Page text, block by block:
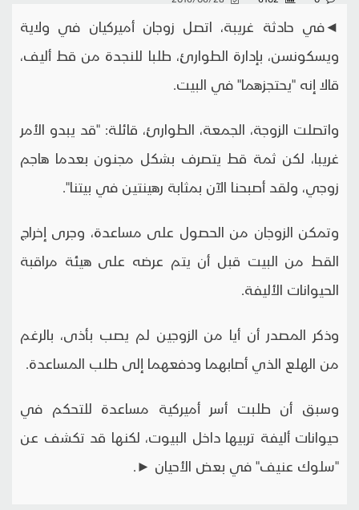
◄في حادثة غريبة، اتصل زوجان أميركيان في ولاية
ويسكونسن، بإدارة الطوارئ، طلبا للنجدة من قط أليف،
قالا إنه "يحتجزهما" في البيت.
واتصلت الزوجة، الجمعة، الطوارئ، قائلة: "قد يبدو الأمر
غريبا، لكن ثمة قط يتصرف بشكل مجنون بعدما هاجم
زوجي، ولقد أصبحنا الآن بمثابة رهينتين في بيتنا".
وتمكن الزوجان من الحصول على مساعدة، وجرى إخراج
القط من البيت قبل أن يتم عرضه على هيئة مراقبة
الحيوانات الأليفة.
وذكر المصدر أن أيا من الزوجين لم يصب بأذى، بالرغم
من الهلع الذي أصابهما ودفعهما إلى طلب المساعدة.
وسبق أن طلبت أسر أميركية مساعدة للتحكم في
حيوانات أليفة تربيها داخل البيوت، لكنها قد تكشف عن
"سلوك عنيف" في بعض الأحيان ►.